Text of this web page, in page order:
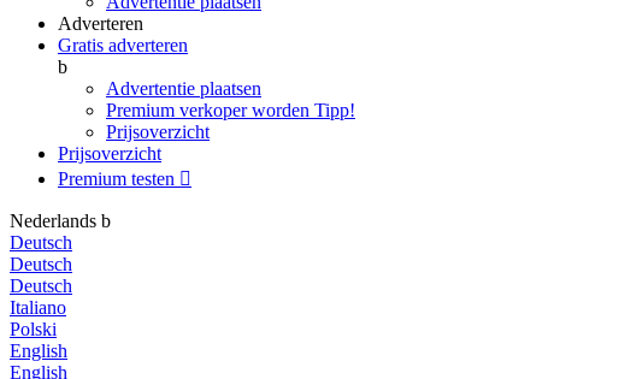
Adverteren
Gratis adverteren
b
Advertentie plaatsen
Premium verkoper worden Tipp!
Prijsoverzicht
Prijsoverzicht
Premium testen 
Nederlands b
Deutsch
Deutsch
Deutsch
Italiano
Polski
English
English